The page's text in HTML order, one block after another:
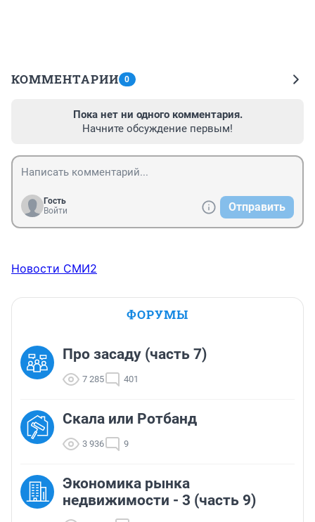
КОММЕНТАРИИ 0
Пока нет ни одного комментария.
Начните обсуждение первым!
Гость
Войти
Отправить
Новости СМИ2
ФОРУМЫ
Про засаду (часть 7)
7 285 401
Скала или Ротбанд
3 936 9
Экономика рынка
недвижимости - 3 (часть 9)